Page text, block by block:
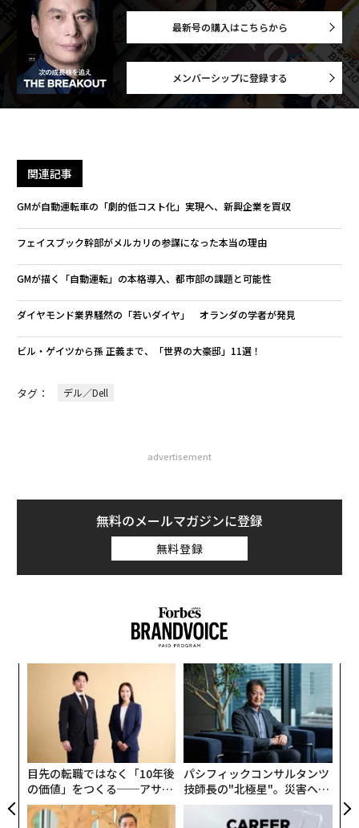
最新号の購入はこちらから
メンバーシップに登録する
関連記事
GMが自動運転車の「劇的低コスト化」実現へ、新興企業を買収
フェイスブック幹部がメルカリの参謀になった本当の理由
GMが描く「自動運転」の本格導入、都市部の課題と可能性
ダイヤモンド業界騒然の「若いダイヤ」 オランダの学者が発見
ビル・ゲイツから孫 正義まで、「世界の大豪邸」11選！
タグ： デル／Dell
advertisement
無料のメールマガジンに登録
無料登録
目先の転職ではなく「10年後
の価値」をつくる──アサイ
ンの長期伴走型支援とは
パシフィックコンサルタンツ
技師長の"北極星"。災害への
無力感を乗り越え見つけた、
防災一筋20年の答え